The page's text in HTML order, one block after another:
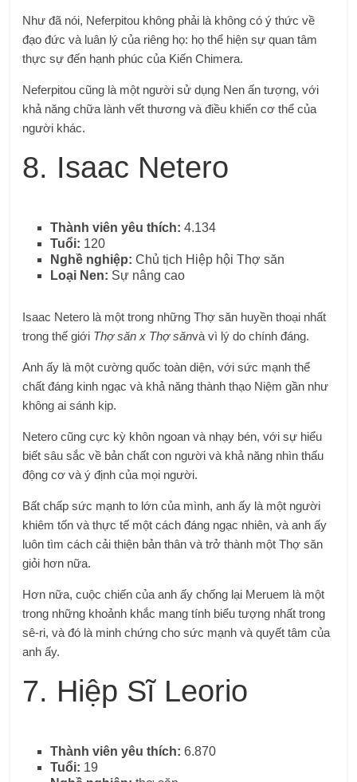
Như đã nói, Neferpitou không phải là không có ý thức về
đạo đức và luân lý của riêng họ: họ thể hiện sự quan tâm
thực sự đến hạnh phúc của Kiến Chimera.
Neferpitou cũng là một người sử dụng Nen ấn tượng, với
khả năng chữa lành vết thương và điều khiển cơ thể của
người khác.
8. Isaac Netero
Thành viên yêu thích: 4.134
Tuổi: 120
Nghề nghiệp:Chủ tịch Hiệp hội Thợ săn
Loại Nen: Sự nâng cao
Isaac Netero là một trong những Thợ săn huyền thoại nhất
trong thế giới Thợ săn x Thợ sănvà vì lý do chính đáng.
Anh ấy là một cường quốc toàn diện, với sức mạnh thể
chất đáng kinh ngạc và khả năng thành thạo Niệm gần như
không ai sánh kịp.
Netero cũng cực kỳ khôn ngoan và nhạy bén, với sự hiểu
biết sâu sắc về bản chất con người và khả năng nhìn thấu
động cơ và ý định của mọi người.
Bất chấp sức mạnh to lớn của mình, anh ấy là một người
khiêm tốn và thực tế một cách đáng ngạc nhiên, và anh ấy
luôn tìm cách cải thiện bản thân và trở thành một Thợ săn
giỏi hơn nữa.
Hơn nữa, cuộc chiến của anh ấy chống lại Meruem là một
trong những khoảnh khắc mang tính biểu tượng nhất trong
sê-ri, và đó là minh chứng cho sức mạnh và quyết tâm của
anh ấy.
7. Hiệp Sĩ Leorio
Thành viên yêu thích: 6.870
Tuổi: 19